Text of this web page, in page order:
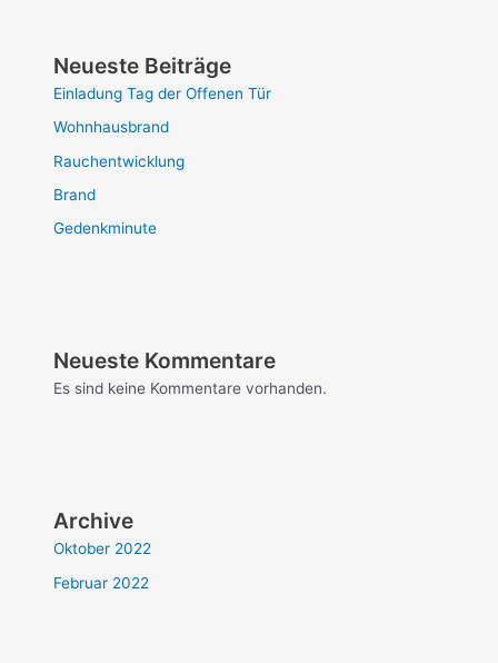
Neueste Beiträge
Einladung Tag der Offenen Tür
Wohnhausbrand
Rauchentwicklung
Brand
Gedenkminute
Neueste Kommentare
Es sind keine Kommentare vorhanden.
Archive
Oktober 2022
Februar 2022